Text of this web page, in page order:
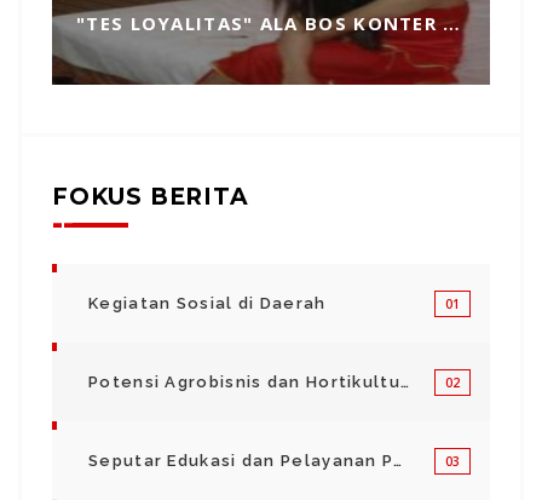
"TES LOYALITAS" ALA BOS KONTER HP, TOPENG MANIPULASI BERKEDOK KEPERCAYAAN
FOKUS BERITA
Kegiatan Sosial di Daerah 01
Potensi Agrobisnis dan Hortikultura 02
Seputar Edukasi dan Pelayanan Pendidikan 03